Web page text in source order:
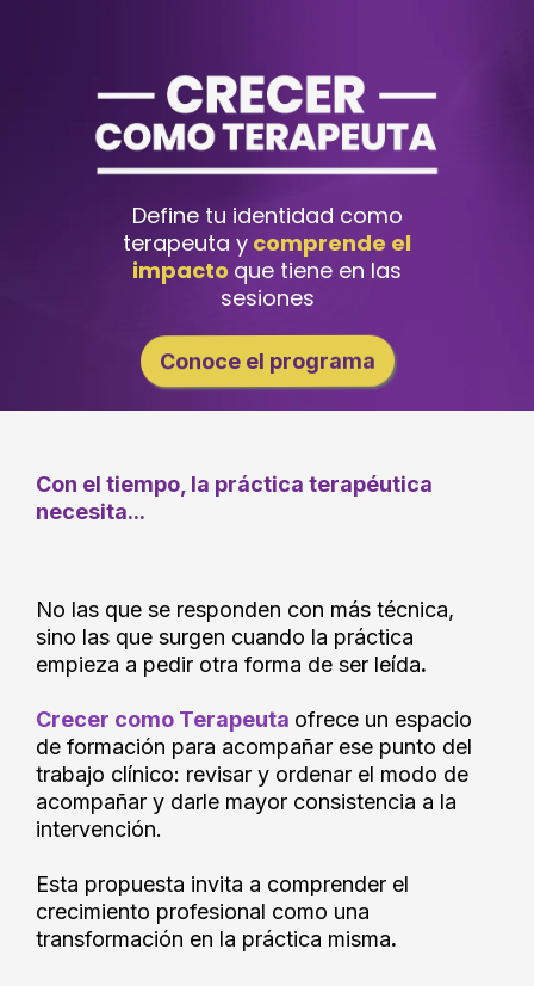
Define tu identidad como
terapeuta y comprende el
impacto que tiene en las
sesiones
Conoce el programa
Con el tiempo, la práctica terapéutica
necesita...
No las que se responden con más técnica,
sino las que surgen cuando la práctica
empieza a pedir otra forma de ser leída.
Crecer como Terapeuta ofrece un espacio
de formación para acompañar ese punto del
trabajo clínico: revisar y ordenar el modo de
acompañar y darle mayor consistencia a la
intervención.
Esta propuesta invita a comprender el
crecimiento profesional como una
transformación en la práctica misma.